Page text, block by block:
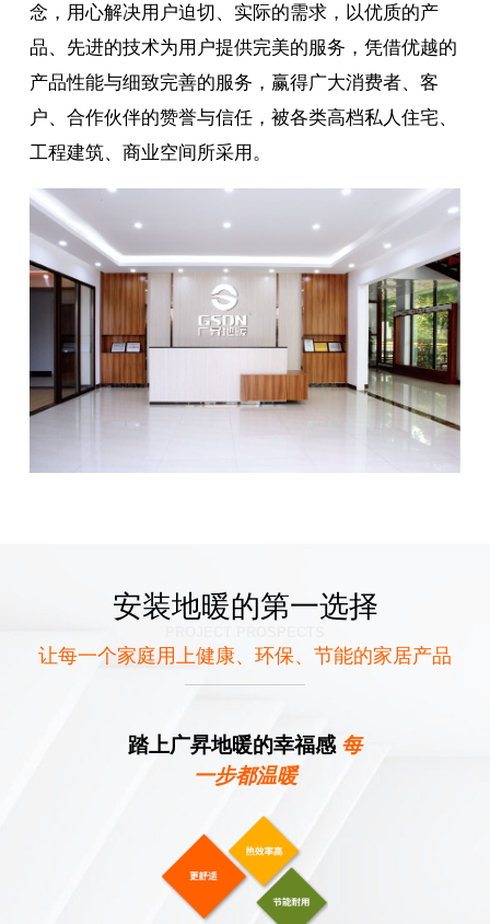
念，用心解决用户迫切、实际的需求，以优质的产
品、先进的技术为用户提供完美的服务，凭借优越的
产品性能与细致完善的服务，赢得广大消费者、客
户、合作伙伴的赞誉与信任，被各类高档私人住宅、
工程建筑、商业空间所采用。
安装地暖的第一选择
让每一个家庭用上健康、环保、节能的家居产品
踏上广昇地暖的幸福感 每
一步都温暖